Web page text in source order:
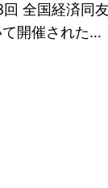
全国経済同
開催された…